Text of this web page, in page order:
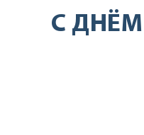
С